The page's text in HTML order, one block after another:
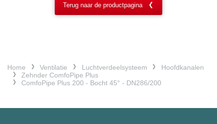
Terug naar de productpagina
Home Ventilatie Luchtverdeelsysteem
Hoofdkanalen
Zehnder ComfoPipe Plus
ComfoPipe Plus 200 - Bocht 45° - DN286/200